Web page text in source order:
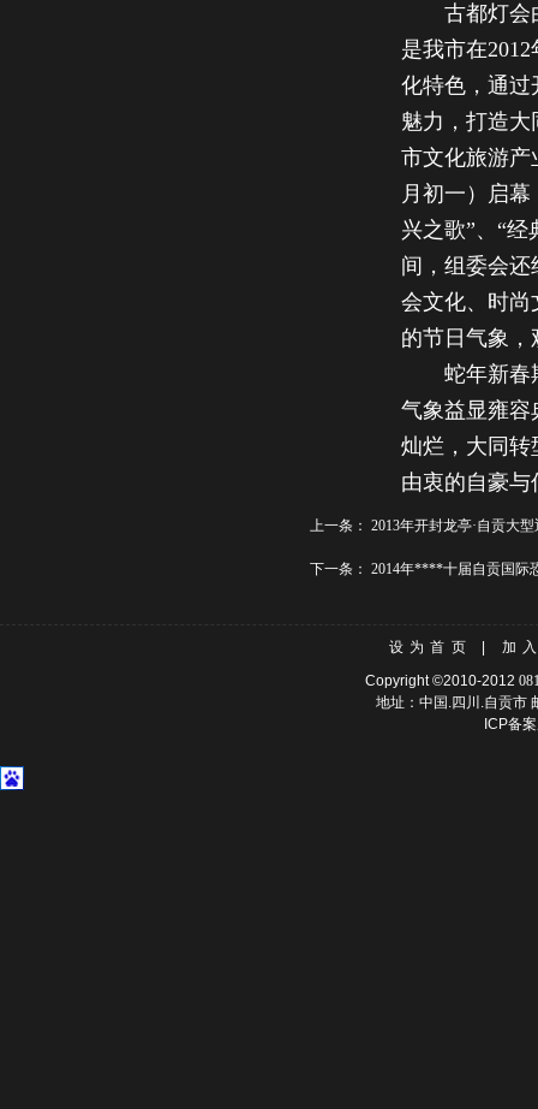
古都灯会由
是我市在
化特色，通
魅力，打造
市文化旅游产
月初一）启
兴之歌”、“经
间，组委会
会文化、时
的节日气象
蛇年新春期
气象益显雍
灿烂，大同
由衷的自豪与
上一条：2013年开封龙亭·自贡大
下一条：2014年****十届自贡国际
设为首页 |加
Copyright ©2010-2012
地址：中国.四川.自贡
ICP备